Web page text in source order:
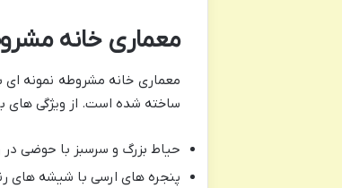
معماری خانه
ساخته شده است. از ویژگی های
حیاط بزرگ و سرسبز با حوضی
پنجره های ارسی با شیشه های